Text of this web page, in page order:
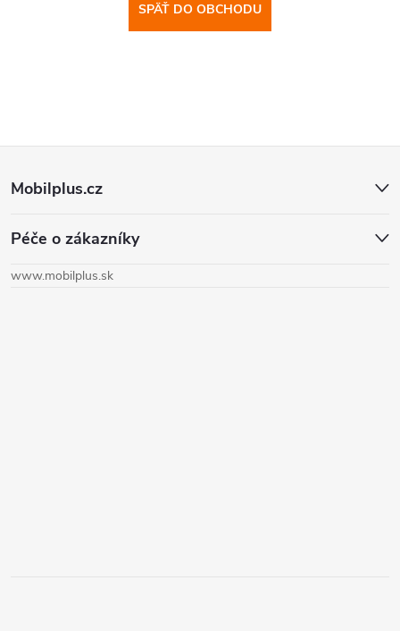
SPÄŤ DO OBCHODU
p
Mobilplus.cz
Péče o zákazníky
www.mobilplus.sk